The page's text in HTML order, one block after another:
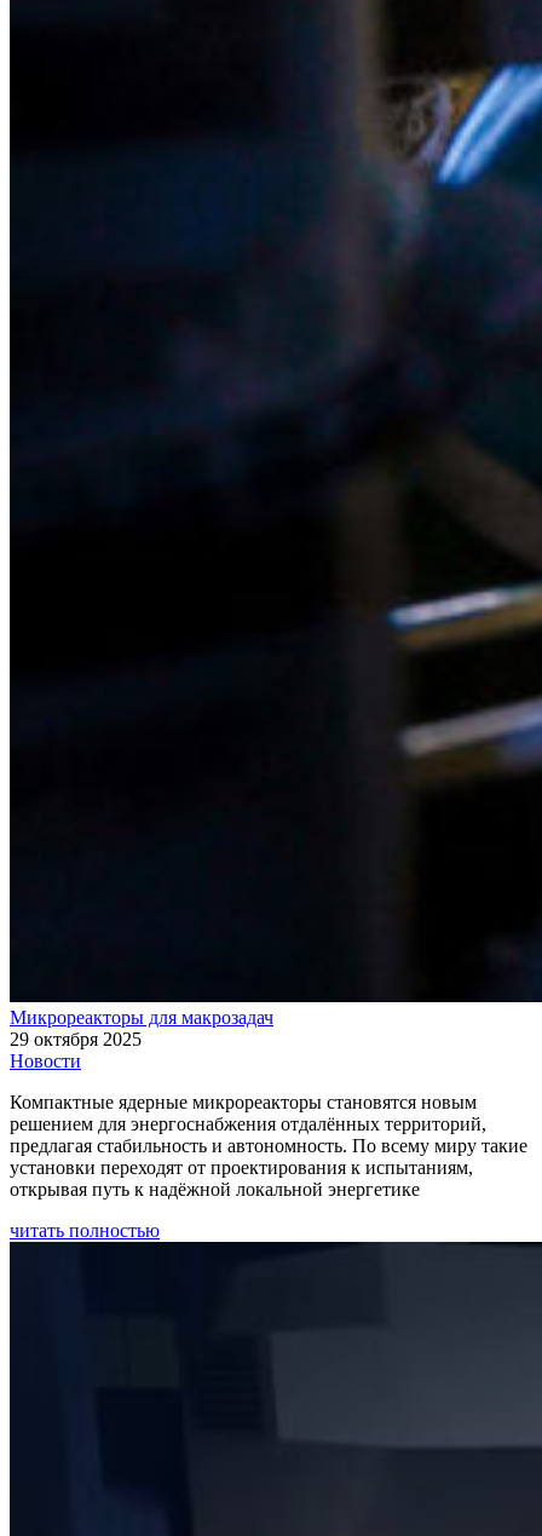
Микрореакторы для макрозадач
29 октября 2025
Новости
Компактные ядерные микрореакторы становятся новым
решением для энергоснабжения отдалённых территорий,
предлагая стабильность и автономность. По всему миру такие
установки переходят от проектирования к испытаниям,
открывая путь к надёжной локальной энергетике
читать полностью